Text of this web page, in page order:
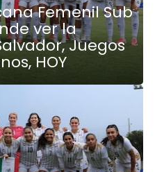
Femenil Sub
ver la
Juegos
HOY